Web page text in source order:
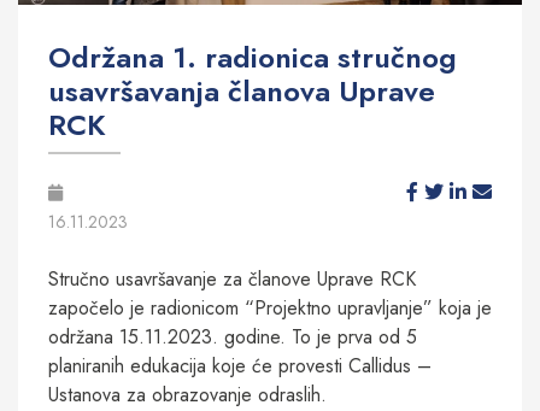
Održana 1. radionica stručnog
usavršavanja članova Uprave
RCK
16.11.2023
Stručno usavršavanje za članove Uprave RCK
započelo je radionicom “Projektno upravljanje” koja je
održana 15.11.2023. godine. To je prva od 5
planiranih edukacija koje će provesti Callidus –
Ustanova za obrazovanje odraslih.